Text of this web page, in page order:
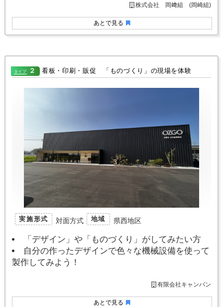
あとで見る
株式会社 岡﨑組 (岡崎組)
タイプ ２ 看板・印刷・販促 「ものづくり」の現場を体験
あとで見る
実施形式 対面方式 地域 県西地区
「デザイン」や「ものづくり」がしてみたい方
自分の作ったデザインで色々な機械設備を使って
製作してみよう！
有限会社キャンバン